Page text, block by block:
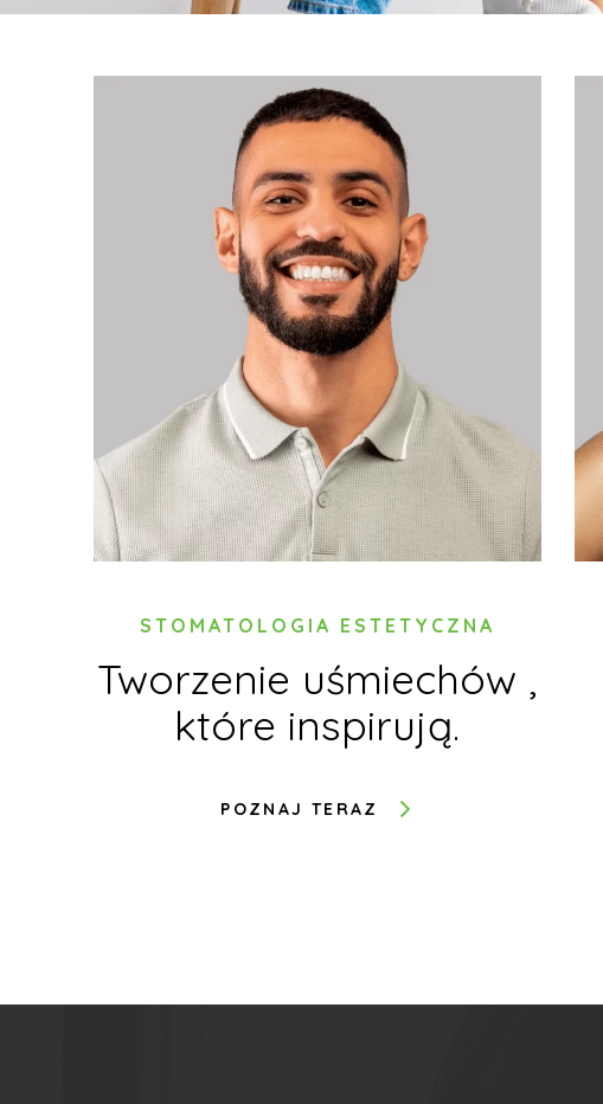
STOMATOLOGIA ESTETYCZNA
Tworzenie uśmiechów ,
które inspirują.
POZNAJ TERAZ